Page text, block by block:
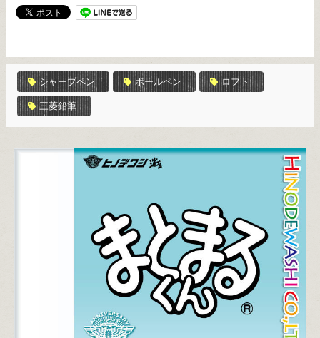
シャープペン ボールペン ロフト
三菱鉛筆